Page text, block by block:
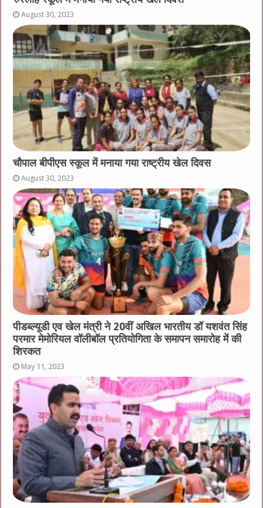
August 30, 2023
चौपाल बीपीएस स्कूल में मनाया गया राष्ट्रीय खेल दिवस
August 30, 2023
पीडब्ल्यूडी एव खेल मंत्री ने 20वीं अखिल भारतीय डॉ यशवंत सिंह
परमार मेमोरियल वॉलीबॉल प्रतियोगिता के समापन समारोह में की
शिरकत
May 11, 2023